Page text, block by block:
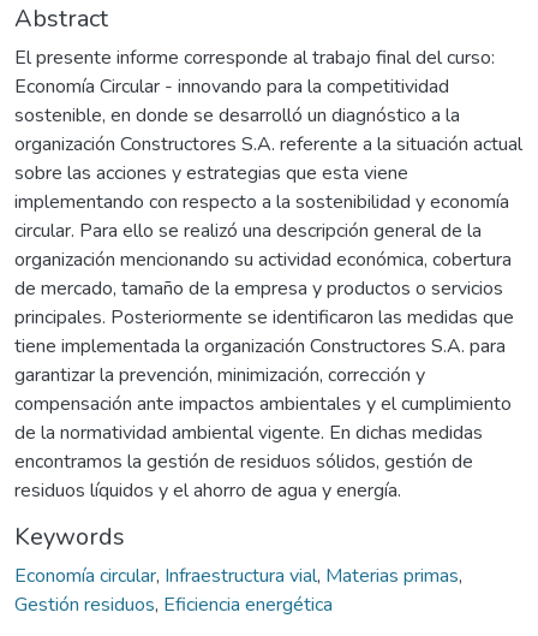
Abstract
El presente informe corresponde al trabajo final del curso:
Economía Circular - innovando para la competitividad
sostenible, en donde se desarrolló un diagnóstico a la
organización Constructores S.A. referente a la situación actual
sobre las acciones y estrategias que esta viene
implementando con respecto a la sostenibilidad y economía
circular. Para ello se realizó una descripción general de la
organización mencionando su actividad económica, cobertura
de mercado, tamaño de la empresa y productos o servicios
principales. Posteriormente se identificaron las medidas que
tiene implementada la organización Constructores S.A. para
garantizar la prevención, minimización, corrección y
compensación ante impactos ambientales y el cumplimiento
de la normatividad ambiental vigente. En dichas medidas
encontramos la gestión de residuos sólidos, gestión de
residuos líquidos y el ahorro de agua y energía.
Keywords
Economía circular, Infraestructura vial, Materias primas,
Gestión residuos, Eficiencia energética